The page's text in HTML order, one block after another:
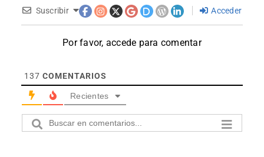
Suscribir Acceder
Por favor, accede para comentar
137 COMENTARIOS
Recientes